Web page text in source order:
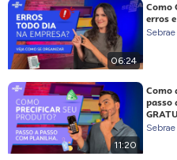
06:24
Como
erros
11:20
Como
passo